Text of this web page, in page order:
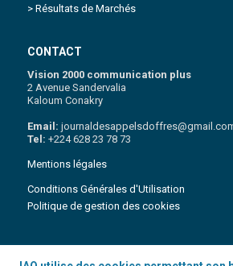
> Résultats de Marchés
CONTACT
Vision 2000 communication plus
2 Avenue Sandervalia
Kaloum Conakry
Email:
Tel:+224 628 23 78 73
Mentions légales
Conditions Générales d'Utilisation
Politique de gestion des cookies